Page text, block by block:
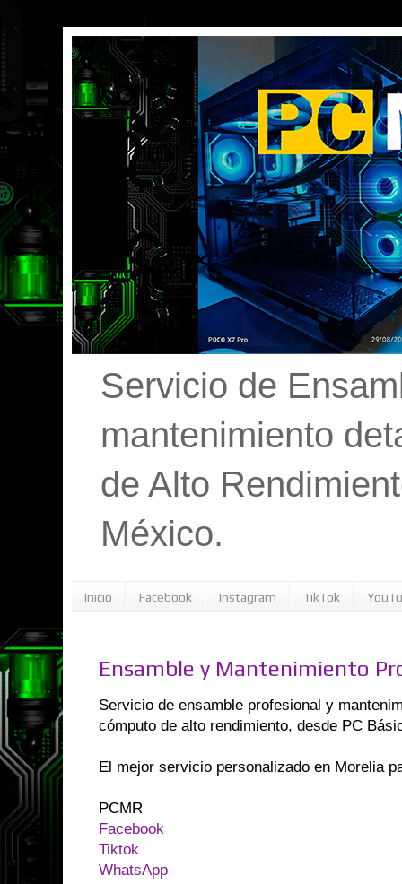
Servicio de
mantenimiento
de Alto
México.
Inicio Facebook Instagram TikTok
Ensamble y Mantenimiento
Servicio de ensamble profesional y
cómputo de alto rendimiento, desde PC
El mejor servicio personalizado en Morelia
PCMR
Facebook
Tiktok
WhatsApp